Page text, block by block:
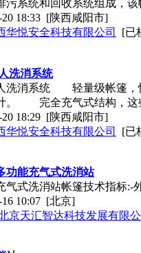
污系统和回收系统组成，该
18:33 [陕西咸阳市]
华悦安全科技有限公司
[已
洗消系统
消系统 轻量级帐篷，快
。 完全充气式结构，这
18:29 [陕西咸阳市]
华悦安全科技有限公司
[已
功能充气式洗消站
气式洗消站帐篷技术指标:-
10:07 [北京]
京天汇智达科技发展有限